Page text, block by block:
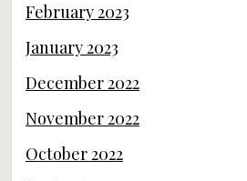
February 2023
January 2023
December 2022
November 2022
October 2022